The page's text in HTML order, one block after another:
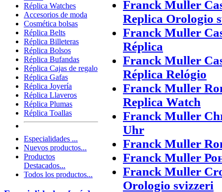
Réplica Watches
Accesorios de moda
Cosmética bolsas
Réplica Belts
Réplica Billeteras
Réplica Bolsos
Réplica Bufandas
Réplica Cajas de regalo
Réplica Gafas
Réplica Joyería
Réplica Llaveros
Réplica Plumas
Réplica Toallas
Especialidades ...
Nuevos productos...
Productos
Destacados...
Todos los productos...
Franck Muller
Replica Orologio
Franck Muller
Réplica
Franck Muller
Réplica Relógio
Franck Muller
Replica Watch
Franck Muller
Uhr
Franck Muller
Franck Muller
Franck Muller
Orologio svizzeri